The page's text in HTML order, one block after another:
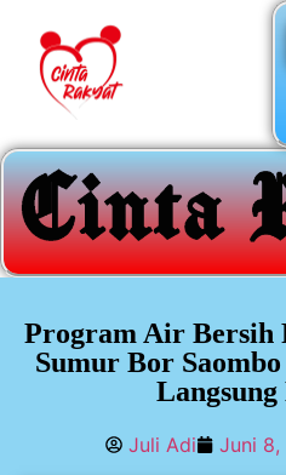
Program Air Bersih
Sumur Bor
Juli Adi Juni 8,